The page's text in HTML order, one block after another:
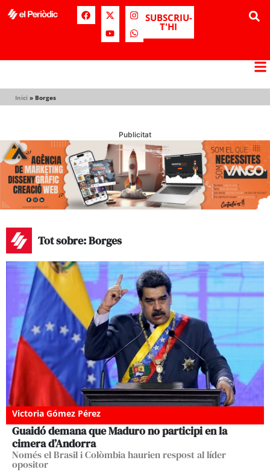
SUBSCRIU-
T'HI
Inici » Borges
Publicitat
Tot sobre: Borges
Victoria Gómez Pérez
Guaidó demana que Maduro no participi en la
cimera d’Andorra
Només el Brasil i Colòmbia haurien respost al líder
opositor